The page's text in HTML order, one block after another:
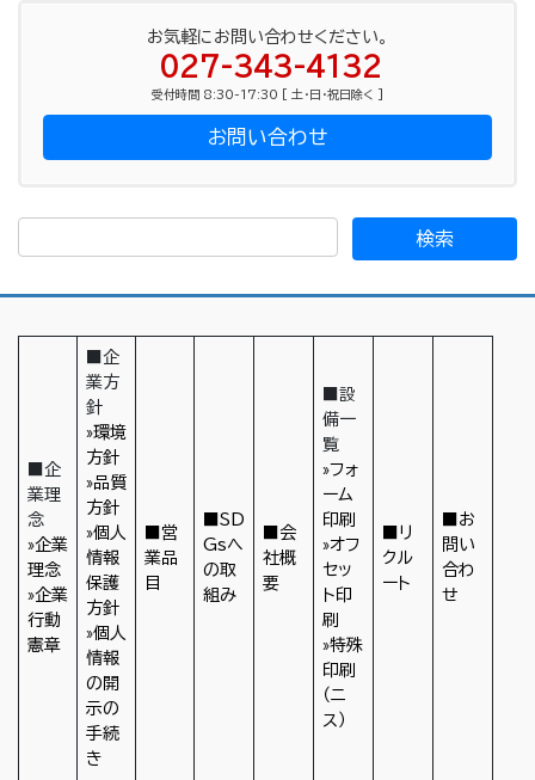
お気軽にお問い合わせください。
027-343-4132
受付時間 8:30-17:30 [ 土・日・祝日除く ]
お問い合わせ
■企
業理
念
»企業
理念
»企業
行動
憲章
■企
業方
針
»環境
方針
»品質
方針
»個人
情報
保護
方針
»個人
情報
の開
示の
手続
き
■営
業品
目
■SD
Gsへ
の取
組み
■会
社概
要
■設
備一
覧
»フォ
ーム
印刷
»オフ
セッ
ト印
刷
»特殊
印刷
（ニ
ス）
■リ
クル
ート
■お
問い
合わ
せ